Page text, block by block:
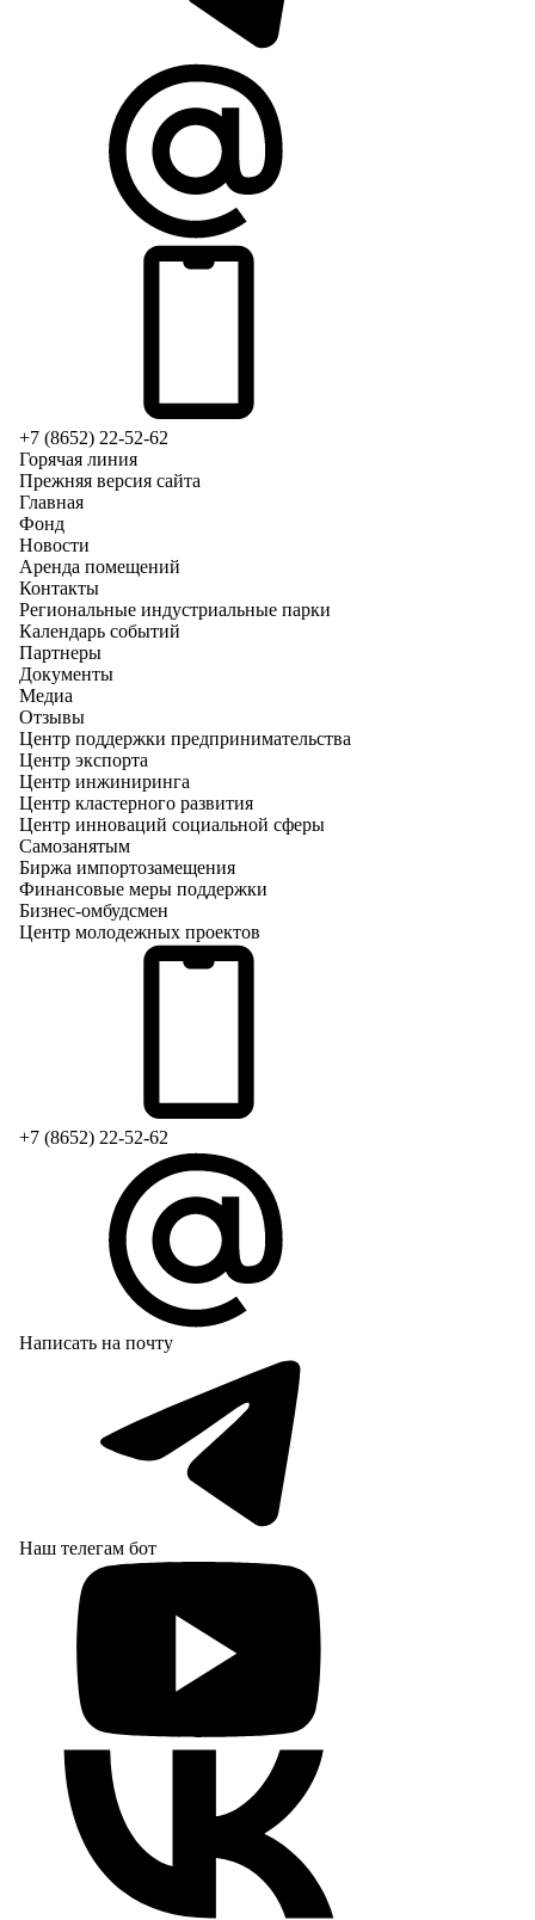
+7 (8652) 22-52-62
Горячая линия
Прежняя версия сайта
Главная
Фонд
Новости
Аренда помещений
Контакты
Региональные индустриальные парки
Календарь событий
Партнеры
Документы
Медиа
Отзывы
Центр поддержки предпринимательства
Центр экспорта
Центр инжиниринга
Центр кластерного развития
Центр инноваций социальной сферы
Cамозанятым
Биржа импортозамещения
Финансовые меры поддержки
Бизнес-омбудсмен
Центр молодежных проектов
+7 (8652) 22-52-62
Написать на почту
Наш телегам бот